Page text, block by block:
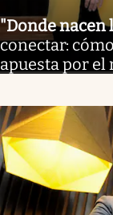
"Donde nacen
conectar:
apuesta por